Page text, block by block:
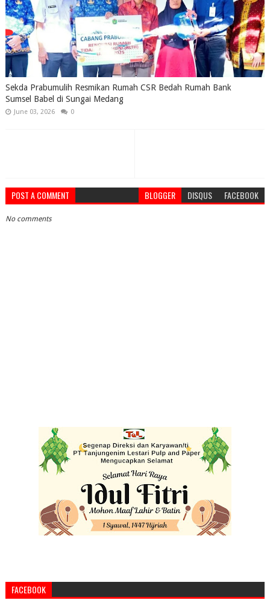
Sekda Prabumulih Resmikan Rumah CSR Bedah Rumah Bank
Sumsel Babel di Sungai Medang
June 03, 2026 0
POST A COMMENT BLOGGER DISQUS FACEBOOK
No comments
FACEBOOK